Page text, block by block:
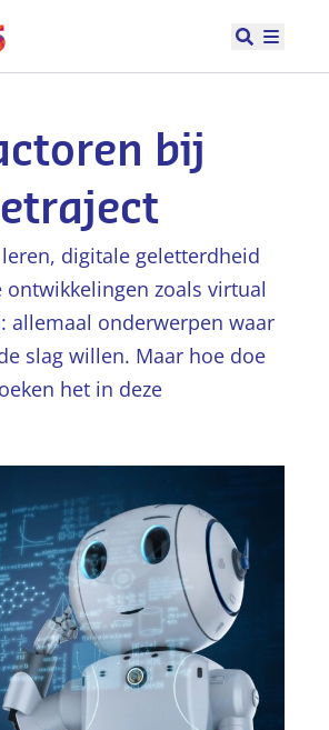
Open
bij
digitale geletterdheid
zoals virtual
allemaal onderwerpen waar
slag willen. Maar hoe doe
het in deze